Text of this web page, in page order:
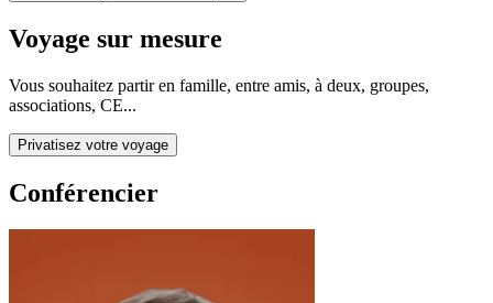
Voyage sur mesure
Vous souhaitez partir en famille, entre amis, à deux, groupes,
associations, CE...
Privatisez votre voyage
Conférencier